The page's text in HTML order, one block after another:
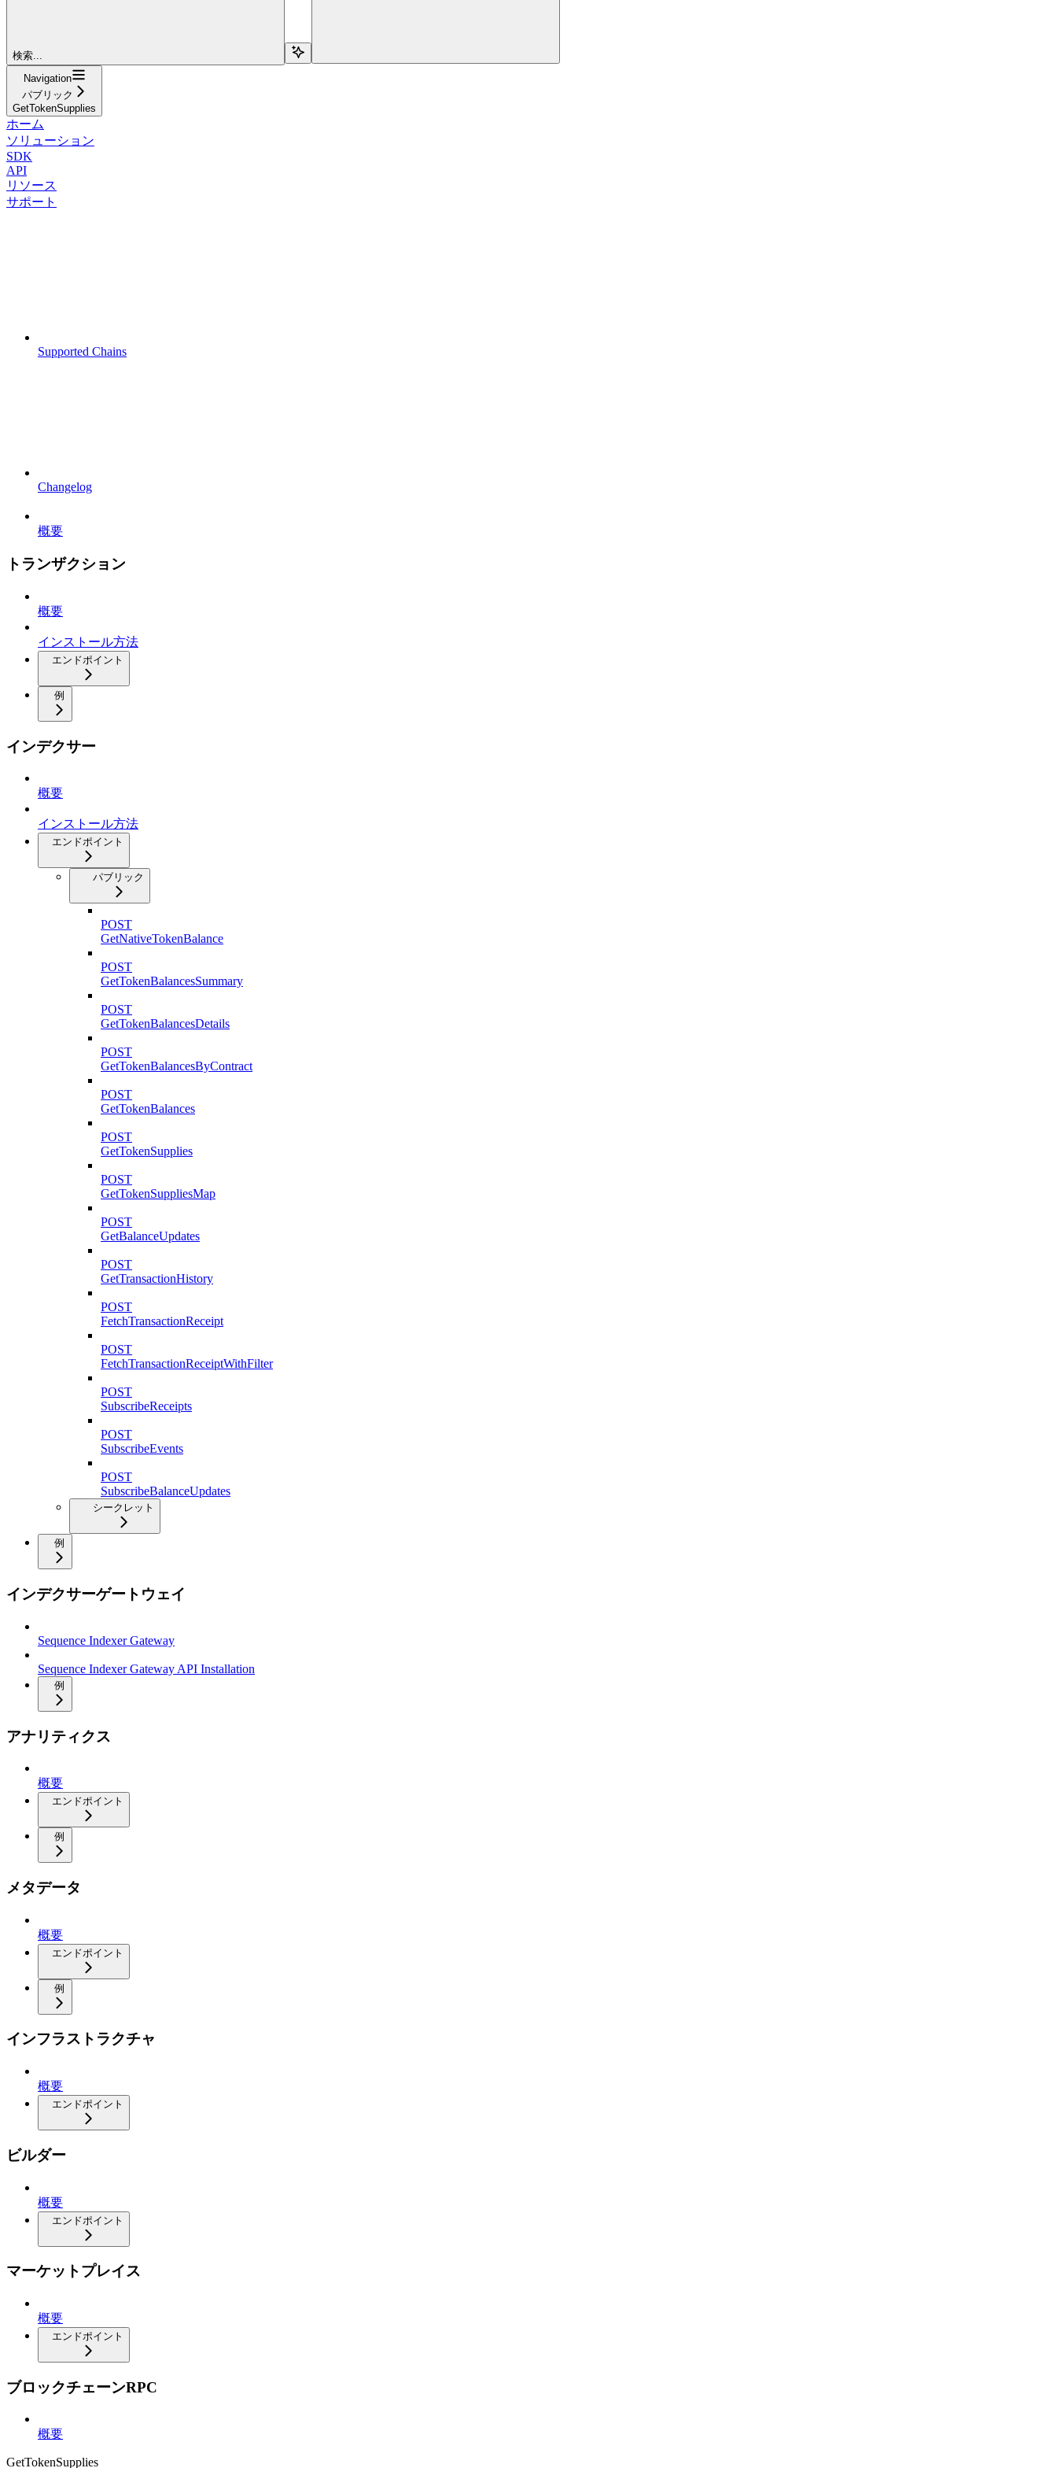
検索...
Navigation
パブリック
GetTokenSupplies
ホーム
ソリューション
SDK
API
リソース
サポート
Supported Chains
Changelog
概要
トランザクション
概要
インストール方法
エンドポイント
例
インデクサー
概要
インストール方法
エンドポイント
パブリック
POST
GetNativeTokenBalance
POST
GetTokenBalancesSummary
POST
GetTokenBalancesDetails
POST
GetTokenBalancesByContract
POST
GetTokenBalances
POST
GetTokenSupplies
POST
GetTokenSuppliesMap
POST
GetBalanceUpdates
POST
GetTransactionHistory
POST
FetchTransactionReceipt
POST
FetchTransactionReceiptWithFilter
POST
SubscribeReceipts
POST
SubscribeEvents
POST
SubscribeBalanceUpdates
シークレット
例
インデクサーゲートウェイ
Sequence Indexer Gateway
Sequence Indexer Gateway API Installation
例
アナリティクス
概要
エンドポイント
例
メタデータ
概要
エンドポイント
例
インフラストラクチャ
概要
エンドポイント
ビルダー
概要
エンドポイント
マーケットプレイス
概要
エンドポイント
ブロックチェーンRPC
概要
GetTokenSupplies